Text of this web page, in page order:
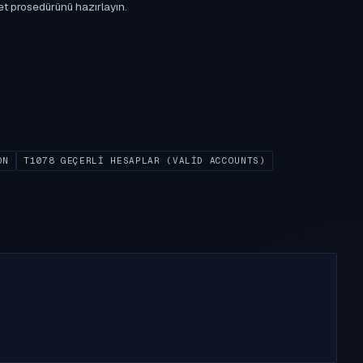
prosedürünü hazırlayın.
T1078 GEÇERLI HESAPLAR (VALID ACCOUNTS)